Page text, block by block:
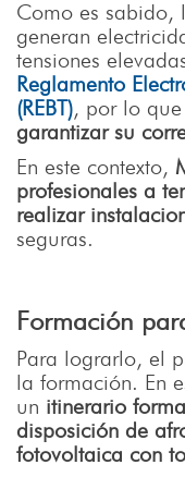
Como es sabido,
generan
tensiones
Reglamento
(REBT), por lo que
garantizar su
En este contexto,
profesionales a
realizar
seguras.
Formación
Para lograrlo, el
la formación. En
un itinerario
disposición de
fotovoltaica con